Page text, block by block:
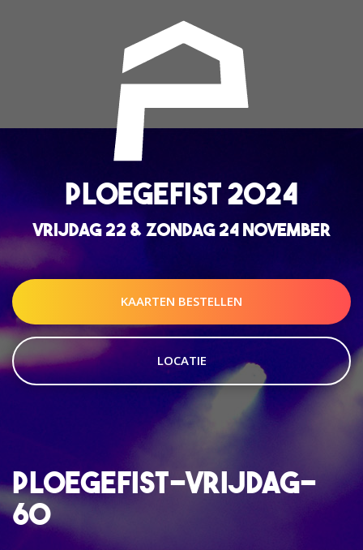
PLOEGEFIST 2024
VRIJDAG 22 & ZONDAG 24 NOVEMBER
KAARTEN BESTELLEN
LOCATIE
ploegefist-vrijdag-
60